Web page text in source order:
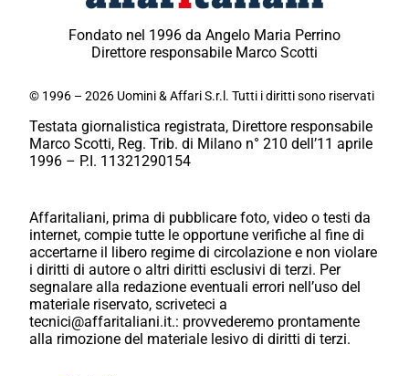
Fondato nel 1996 da Angelo Maria Perrino
Direttore responsabile Marco Scotti
© 1996 – 2026 Uomini & Affari S.r.l. Tutti i diritti sono riservati
Testata giornalistica registrata, Direttore responsabile
Marco Scotti, Reg. Trib. di Milano n° 210 dell’11 aprile
1996 – P.I. 11321290154
Affaritaliani, prima di pubblicare foto, video o testi da
internet, compie tutte le opportune verifiche al fine di
accertarne il libero regime di circolazione e non violare
i diritti di autore o altri diritti esclusivi di terzi. Per
segnalare alla redazione eventuali errori nell’uso del
materiale riservato, scriveteci a
tecnici@affaritaliani.it.: provvederemo prontamente
alla rimozione del materiale lesivo di diritti di terzi.